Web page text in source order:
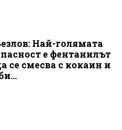
Най-голямата
е фентанилът
се смесва с кокаин и